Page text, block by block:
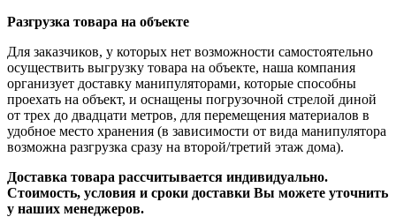
Разгрузка товара на объекте
Для заказчиков, у которых нет возможности самостоятельно
осуществить выгрузку товара на объекте, наша компания
организует доставку манипуляторами, которые способны
проехать на объект, и оснащены погрузочной стрелой диной
от трех до двадцати метров, для перемещения материалов в
удобное место хранения (в зависимости от вида манипулятора
возможна разгрузка сразу на второй/третий этаж дома).
Доставка товара рассчитывается индивидуально.
Стоимость, условия и сроки доставки Вы можете уточнить
у наших менеджеров.